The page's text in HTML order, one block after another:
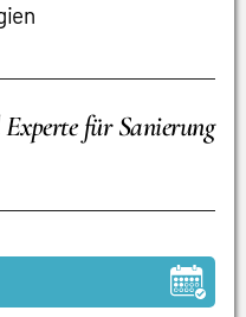
für Sanierung